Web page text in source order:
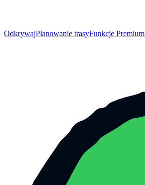
OdkrywajPlanowanie trasyFunkcje Premium